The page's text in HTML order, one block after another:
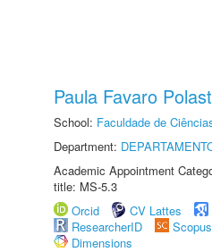
Paula Favaro
School: Faculdade de
Department:
Academic Appointment
title: MS-5.3
Orcid
CV Lattes
ResearcherID
Scopus
Dimensions